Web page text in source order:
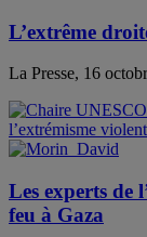
L’extrême
La Presse, 16
Les experts de
feu à Gaza